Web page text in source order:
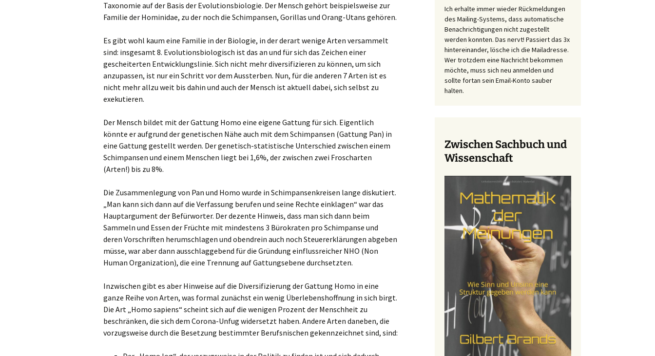
Taxonomie auf der Basis der Evolutionsbiologie. Der Mensch gehört beispielsweise zur
Familie der Hominidae, zu der noch die Schimpansen, Gorillas und Orang-Utans gehören.
Es gibt wohl kaum eine Familie in der Biologie, in der derart wenige Arten versammelt
sind: insgesamt 8. Evolutionsbiologisch ist das an und für sich das Zeichen einer
gescheiterten Entwicklungslinie. Sich nicht mehr diversifizieren zu können, um sich
anzupassen, ist nur ein Schritt vor dem Aussterben. Nun, für die anderen 7 Arten ist es
nicht mehr allzu weit bis dahin und auch der Mensch ist aktuell dabei, sich selbst zu
exekutieren.
Der Mensch bildet mit der Gattung Homo eine eigene Gattung für sich. Eigentlich
könnte er aufgrund der genetischen Nähe auch mit dem Schimpansen (Gattung Pan) in
eine Gattung gestellt werden. Der genetisch-statistische Unterschied zwischen einem
Schimpansen und einem Menschen liegt bei 1,6%, der zwischen zwei Froscharten
(Arten!) bis zu 8%.
Die Zusammenlegung von Pan und Homo wurde in Schimpansenkreisen lange diskutiert.
„Man kann sich dann auf die Verfassung berufen und seine Rechte einklagen“ war das
Hauptargument der Befürworter. Der dezente Hinweis, dass man sich dann beim
Sammeln und Essen der Früchte mit mindestens 3 Bürokraten pro Schimpanse und
deren Vorschriften herumschlagen und obendrein auch noch Steuererklärungen abgeben
müsse, war aber dann ausschlaggebend für die Gründung einflussreicher NHO (Non
Human Organization), die eine Trennung auf Gattungsebene durchsetzten.
Inzwischen gibt es aber Hinweise auf die Diversifizierung der Gattung Homo in eine
ganze Reihe von Arten, was formal zunächst ein wenig Überlebenshoffnung in sich birgt.
Die Art „Homo sapiens“ scheint sich auf die wenigen Prozent der Menschheit zu
beschränken, die sich dem Corona-Unfug widersetzt haben. Andere Arten daneben, die
vorzugsweise durch die Besetzung bestimmter Berufsnischen gekennzeichnet sind, sind:
Ich erhalte immer wieder Rückmeldungen
des Mailing-Systems, dass automatische
Benachrichtigungen nicht zugestellt
werden konnten. Das nervt! Passiert das 3x
hintereinander, lösche ich die Mailadresse.
Wer trotzdem eine Nachricht bekommen
möchte, muss sich neu anmelden und
sollte fortan sein Email-Konto sauber
halten.
Zwischen Sachbuch und
Wissenschaft